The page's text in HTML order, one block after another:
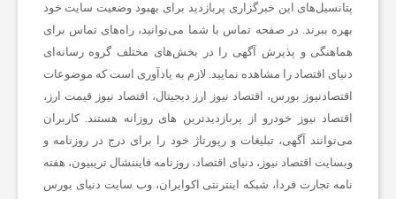
پتانسیل‌های این خبرگزاری پربازدید برای بهبود وضعیت سایت خود
بهره ببرند. در صفحه تماس با شما می‌توانید، راه‌های تماس برای
هماهنگی و پذیرش آگهی را در بخش‌های مختلف گروه رسانه‌ای
دنیای اقتصاد را مشاهده نمایید. لازم به یادآوری است که موضوعات
اقتصادنیوز بورس، اقتصاد نیوز ارز دیجیتال، اقتصاد نیوز قیمت ارز،
اقتصاد نیوز خودرو از پربازدیدترین های روزانه هستند. کاربران
می‌توانند آگهی، تبلیغات و رپورتاژ خود را برای درج در روزنامه و
وبسایت اقتصاد نیوز، دنیای اقتصاد، روزنامه فایننشال تریبیون، هفته
نامه تجارت فردا، شبکه اینترنتی اکوایران، وب سایت دنیای بورس